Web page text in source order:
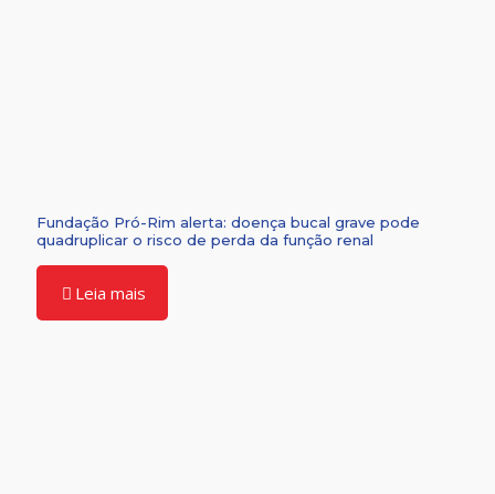
Fundação Pró-Rim alerta: doença bucal grave pode
quadruplicar o risco de perda da função renal
Leia mais